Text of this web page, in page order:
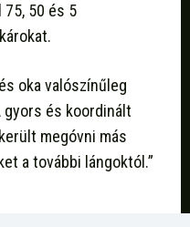
50 és 5
oka valószínűleg
és koordinált
megóvni más
a további lángoktól.”